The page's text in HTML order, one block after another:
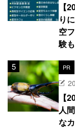
【
り
空
験も
PR
【
人
な